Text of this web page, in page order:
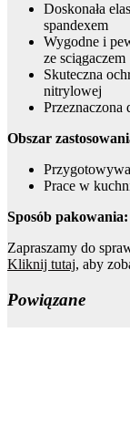
Doskonała
spandexem
Wygodne i
ze sciągaczem
Skuteczna
nitrylowej
Przeznaczona
Obszar
Prace w
Sposób pakowania:
Zapraszamy do
Kliknij tutaj, aby
Powiązane